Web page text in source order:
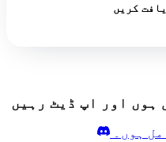
کریں
ہوں۔